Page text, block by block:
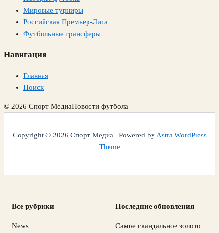
Мировые турниры
Российская Премьер-Лига
Футбольные трансферы
Навигация
Главная
Поиск
© 2026 Спорт МедиаНовости футбола
Copyright © 2026 Спорт Медиа | Powered byAstra WordPress
Theme
Все рубрики
News
Последние обновления
Самое скандальное золото